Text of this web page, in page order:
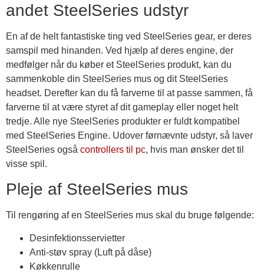
andet SteelSeries udstyr
En af de helt fantastiske ting ved SteelSeries gear, er deres
samspil med hinanden. Ved hjælp af deres engine, der
medfølger når du køber et SteelSeries produkt, kan du
sammenkoble din SteelSeries mus og dit SteelSeries
headset. Derefter kan du få farverne til at passe sammen, få
farverne til at være styret af dit gameplay eller noget helt
tredje. Alle nye SteelSeries produkter er fuldt kompatibel
med SteelSeries Engine. Udover førnævnte udstyr, så laver
SteelSeries også controllers til pc, hvis man ønsker det til
visse spil.
Pleje af SteelSeries mus
Til rengøring af en SteelSeries mus skal du bruge følgende:
Desinfektionsservietter
Anti-støv spray (Luft på dåse)
Køkkenrulle